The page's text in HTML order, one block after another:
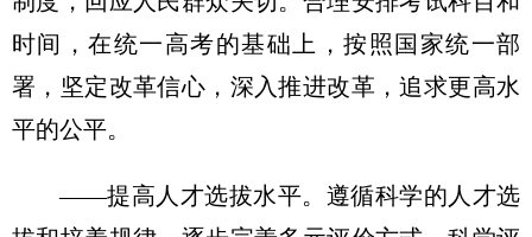
时间，在统一高考的基础上，按照国家统一部
署，坚定改革信心，深入推进改革，追求更高水
平的公平。
——提高人才选拔水平。遵循科学的人才选